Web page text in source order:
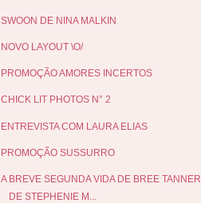
SWOON DE NINA MALKIN
NOVO LAYOUT \O/
PROMOÇÃO AMORES INCERTOS
CHICK LIT PHOTOS N° 2
ENTREVISTA COM LAURA ELIAS
PROMOÇÃO SUSSURRO
A BREVE SEGUNDA VIDA DE BREE TANNER
DE STEPHENIE M...